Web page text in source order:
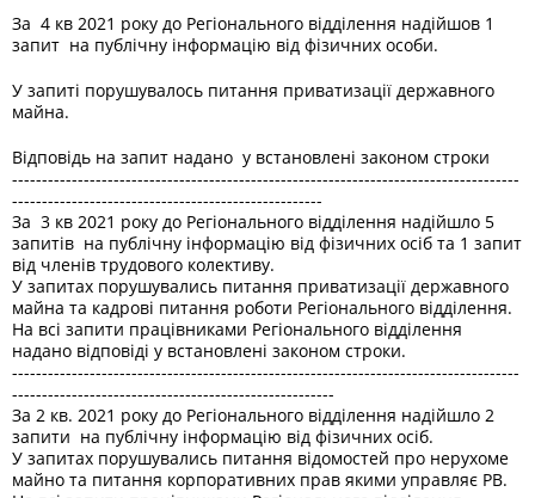
За 4 кв 2021 року до Регіонального відділення надійшов 1
запит на публічну інформацію від фізичних особи.
У запиті порушувалось питання приватизації державного
майна.
Відповідь на запит надано у встановлені законом строки
-------------------------------------------------------------------------------------
----------------------------------------------------
За 3 кв 2021 року до Регіонального відділення надійшло 5
запитів на публічну інформацію від фізичних осіб та 1 запит
від членів трудового колективу.
У запитах порушувались питання приватизації державного
майна та кадрові питання роботи Регіонального відділення.
На всі запити працівниками Регіонального відділення
надано відповіді у встановлені законом строки.
-------------------------------------------------------------------------------------
------------------------------------------------------
За 2 кв. 2021 року до Регіонального відділення надійшло 2
запити на публічну інформацію від фізичних осіб.
У запитах порушувались питання відомостей про нерухоме
майно та питання корпоративних прав якими управляє РВ.